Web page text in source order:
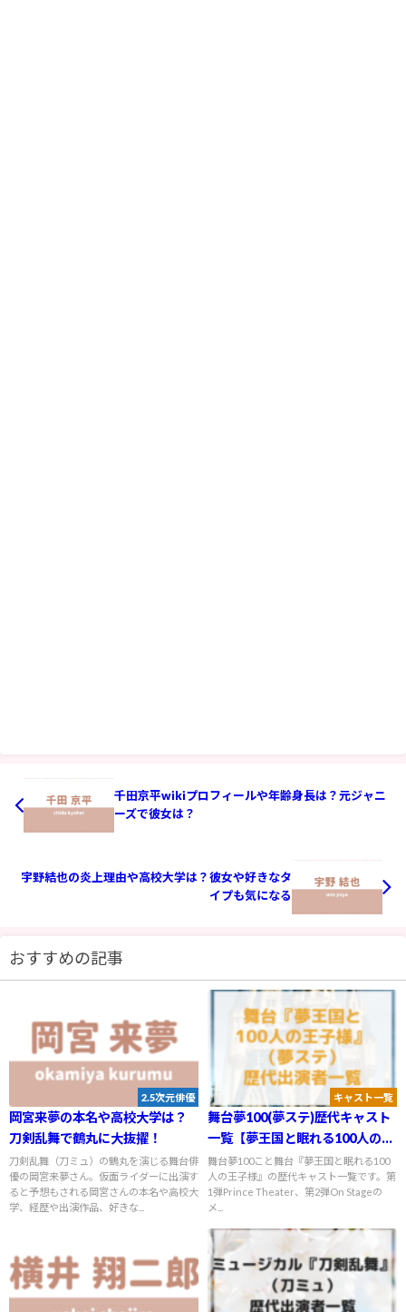
千田京平wikiプロフィールや年齢身長は？元ジャニ
ーズで彼女は？
宇野結也の炎上理由や高校大学は？彼女や好きなタ
イプも気になる
おすすめの記事
2.5次元俳優
岡宮来夢の本名や高校大学は？
刀剣乱舞で鶴丸に大抜擢！
刀剣乱舞（刀ミュ）の鶴丸を演じる舞台俳
優の岡宮来夢さん。仮面ライダーに出演す
ると予想もされる岡宮さんの本名や高校大
学、経歴や出演作品、好きな...
キャスト一覧
舞台夢100(夢ステ)歴代キャスト
一覧【夢王国と眠れる100人の王
子様】
舞台夢100こと舞台『夢王国と眠れる100
人の王子様』の歴代キャスト一覧です。第
1弾Prince Theater、第2弾On Stageの
メ...